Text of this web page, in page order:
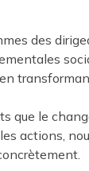
des
que le
actions,